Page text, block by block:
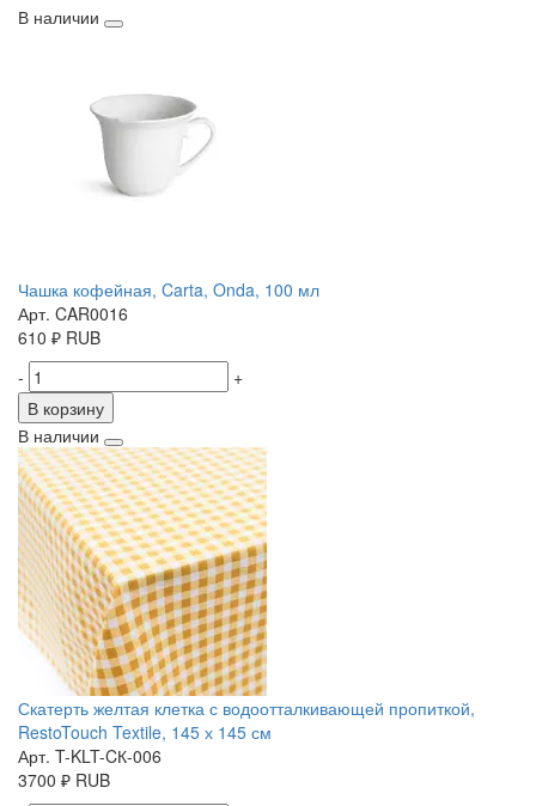
В наличии
Чашка кофейная, Carta, Onda, 100 мл
Арт. CAR0016
610 ₽ RUB
-
+
В корзину
В наличии
Скатерть желтая клетка с водоотталкивающей пропиткой,
RestoTouch Textile, 145 х 145 см
Арт. T-KLT-CК-006
3700 ₽ RUB